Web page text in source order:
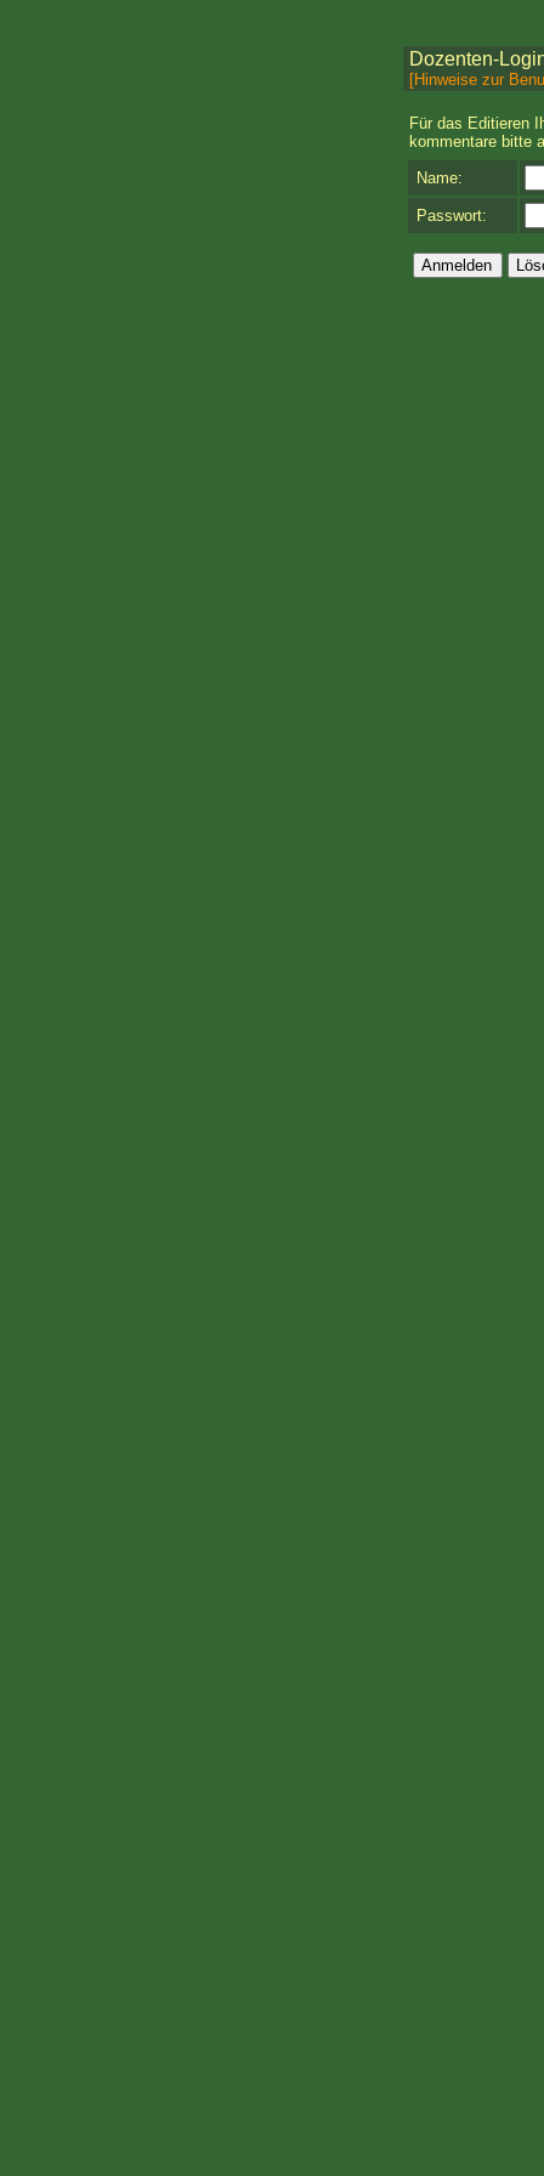
Dozenten-
[Hinweise zur
Für das Editieren
kommentare bitte
Name:
Passwort: